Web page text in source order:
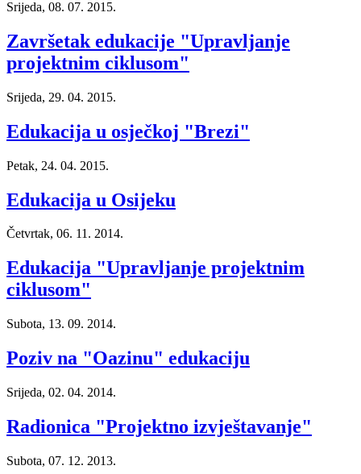
Srijeda, 08. 07. 2015.
Završetak edukacije "Upravljanje
projektnim ciklusom"
Srijeda, 29. 04. 2015.
Edukacija u osječkoj "Brezi"
Petak, 24. 04. 2015.
Edukacija u Osijeku
Četvrtak, 06. 11. 2014.
Edukacija "Upravljanje projektnim
ciklusom"
Subota, 13. 09. 2014.
Poziv na "Oazinu" edukaciju
Srijeda, 02. 04. 2014.
Radionica "Projektno izvještavanje"
Subota, 07. 12. 2013.